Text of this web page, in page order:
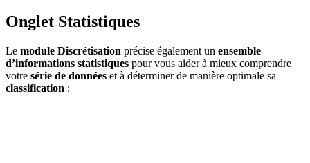
Onglet Statistiques
Le module Discrétisation précise également un ensemble
d’informations statistiques pour vous aider à mieux comprendre
votre série de données et à déterminer de manière optimale sa
classification :